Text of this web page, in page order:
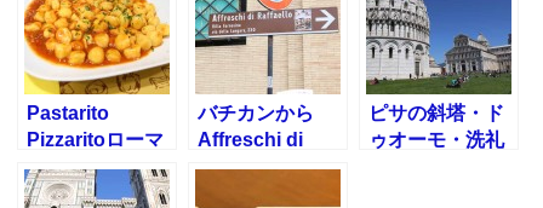
Pastarito
Pizzaritoローマ
テルミニ駅の近
くのおすすめレ
バチカンから
Affreschi di
Raffaelloファル
ピサの斜塔・ド
ゥオーモ・洗礼